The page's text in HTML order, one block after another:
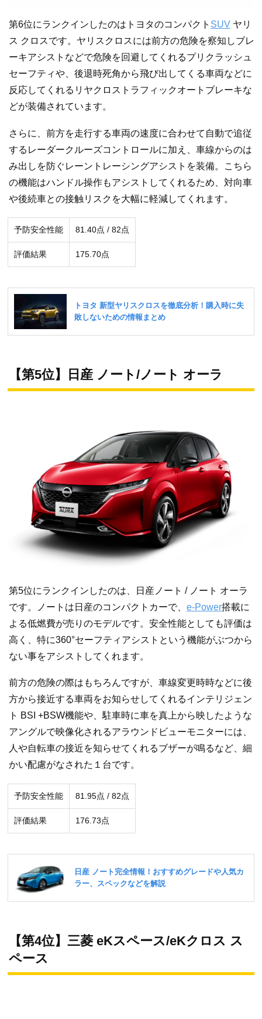
第6位にランクインしたのはトヨタのコンパクト SUV ヤリ
ス クロスです。ヤリスクロスには前方の危険を察知しブレ
ーキアシストなどで危険を回避してくれるプリクラッシュ
セーフティや、​​​後退時死角から飛び出してくる車両などに
反応してくれる​リヤクロストラフィックオートブレーキな
どが装備されています。
さらに、前方を走行する車両の速度に合わせて自動で追従
するレーダークルーズコントロールに加え、車線からのは
み出しを防ぐレーントレーシングアシストを装備。こちら
の機能はハンドル操作もアシストしてくれるため、対向車
や後続車との接触リスクを大幅に軽減してくれます。
予防安全性能 81.40点 / 82点
評価結果 175.70点
【第5位】日産 ノート/ノート オーラ
第5位にランクインしたのは、日産ノート / ノート オーラ
です。ノートは日産のコンパクトカーで、 e-Power搭載に
よる低燃費が売りのモデルです。安全性能としても評価は
高く、特に360°セーフティアシストという機能がぶつから
ない事をアシストしてくれます。
前方の危険の際はもちろんですが、車線変更時時などに後
方から接近する車両をお知らせしてくれるインテリジェン
ト BSI +BSW機能や、駐車時に車を真上から映したような
アングルで映像化されるアラウンドビューモニターには、
人や自転車の接近を知らせてくれるブザーが鳴るなど、細
かい配慮がなされた１台です。
予防安全性能 81.95点 / 82点
評価結果 176.73点
【第4位】三菱 eKスペース/eKクロス ス
ペース